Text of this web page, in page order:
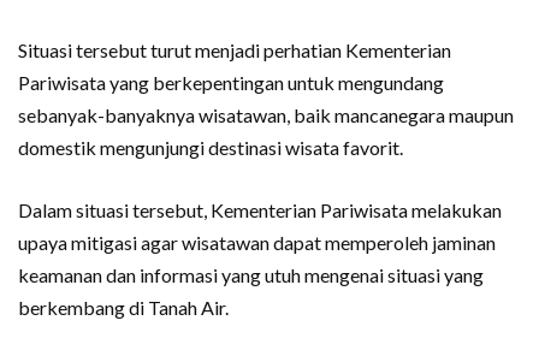
Situasi tersebut turut menjadi perhatian Kementerian
Pariwisata yang berkepentingan untuk mengundang
sebanyak-banyaknya wisatawan, baik mancanegara maupun
domestik mengunjungi destinasi wisata favorit.
Dalam situasi tersebut, Kementerian Pariwisata melakukan
upaya mitigasi agar wisatawan dapat memperoleh jaminan
keamanan dan informasi yang utuh mengenai situasi yang
berkembang di Tanah Air.